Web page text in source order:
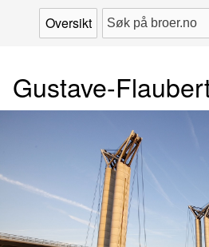
Oversikt
Gustave-